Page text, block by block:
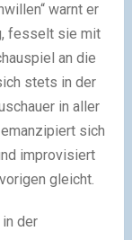
warnt er
fesselt sie mit
an die
stets in der
in aller
sich
improvisiert
gleicht.
der